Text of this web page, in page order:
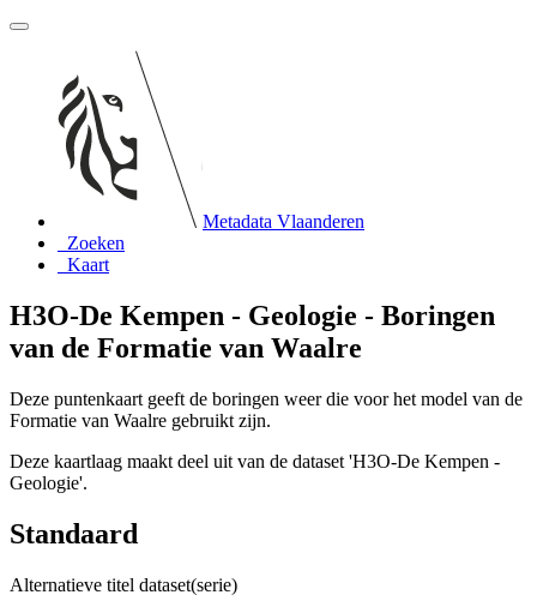
Metadata Vlaanderen
Zoeken
Kaart
H3O-De Kempen - Geologie - Boringen
van de Formatie van Waalre
Deze puntenkaart geeft de boringen weer die voor het model van de
Formatie van Waalre gebruikt zijn.
Deze kaartlaag maakt deel uit van de dataset 'H3O-De Kempen -
Geologie'.
Standaard
Alternatieve titel dataset(serie)